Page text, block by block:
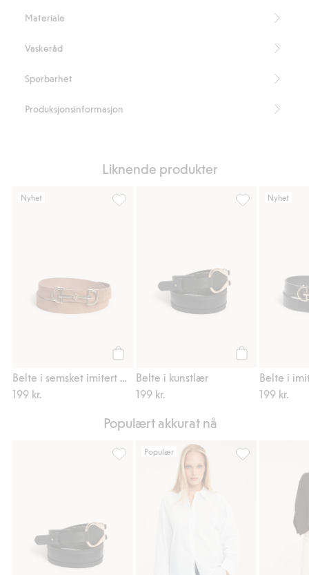
Materiale
Vaskeråd
Sporbarhet
Produksjonsinformasjon
Liknende produkter
Nyhet
199 kr.
Belte i kunstlær
199 kr.
Nyhet
199 kr.
Populært akkurat nå
Belte i kunstlær, Legg til i favoriter
Populær